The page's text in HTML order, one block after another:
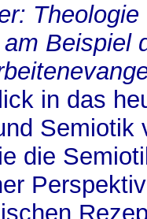
:
Beispiel
in das
Semiotik
die